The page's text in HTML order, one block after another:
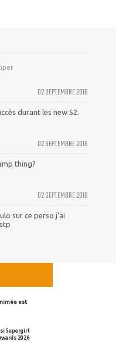
02 SEPTEMBRE 2018
durant les new 52.
02 SEPTEMBRE 2018
thing?
02 SEPTEMBRE 2018
sur ce perso j'ai
est
Supergirl
2026